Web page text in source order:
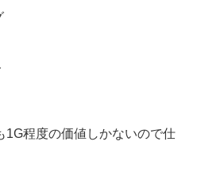
1G程度の価値しかないので仕